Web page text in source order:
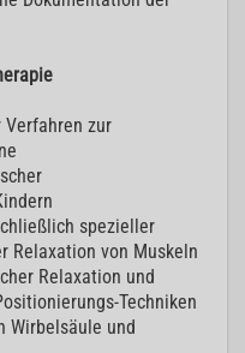
Verfahren zur
spezieller
Relaxation von Muskeln
Relaxation und
Techniken
Wirbelsäule und